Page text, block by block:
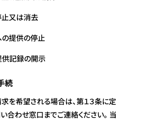
又は消去
提供の停止
記録の開示
続
を希望される場合は、第１３条に定
合わせ窓口までご連絡ください。当